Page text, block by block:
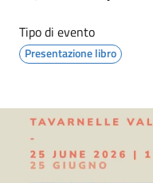
Tipo di evento
Presentazione libro
Image